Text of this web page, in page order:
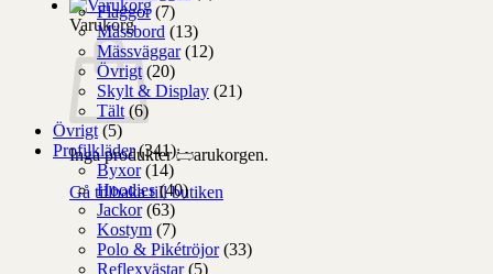
Varukorg
Inga produkter i varukorgen.
Gå tillbaka till butiken
Flaggor (7)
Mässbord (13)
Mässväggar (12)
Övrigt (20)
Skylt & Display (21)
Tält (6)
Övrigt (5)
Profilkläder (341)
Byxor (14)
Hoodies (40)
Jackor (63)
Kostym (7)
Polo & Pikétröjor (33)
Reflexvästar (5)